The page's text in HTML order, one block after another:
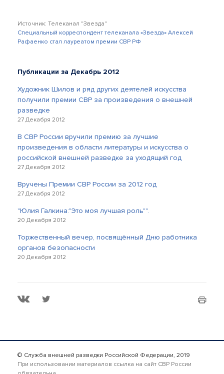
Источник: Телеканал "Звезда"
Специальный корреспондент телеканала «Звезда» Алексей
Рафаенко стал лауреатом премии СВР РФ
Публикации за Декабрь 2012
Художник Шилов и ряд других деятелей искусства
получили премии СВР за произведения о внешней
разведке
27 Декабря 2012
В СВР России вручили премию за лучшие
произведения в области литературы и искусства о
российской внешней разведке за уходящий год
27 Декабря 2012
Вручены Премии СВР России за 2012 год
27 Декабря 2012
"Юлия Галкина:"Это моя лучшая роль"".
20 Декабря 2012
Торжественный вечер, посвящённый Дню работника
органов безопасности
20 Декабря 2012
© Служба внешней разведки Российской Федерации, 2019
При использовании материалов ссылка на сайт СВР России